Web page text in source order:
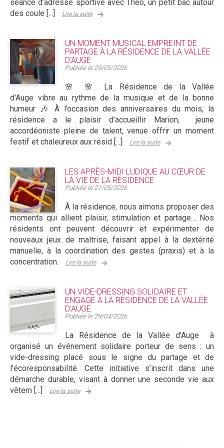
séance d’adresse sportive avec Théo, un petit bac autour
des coule [...]
Lire la suite
UN MOMENT MUSICAL EMPREINT DE
PARTAGE À LA RÉSIDENCE DE LA VALLÉE
D'AUGE
Publiée le 29/05/2026
🌸 🌸 La Résidence de la Vallée
d'Auge vibre au rythme de la musique et de la bonne
humeur 🎶 À l’occasion des anniversaires du mois, la
résidence a le plaisir d’accueillir Marion, jeune
accordéoniste pleine de talent, venue offrir un moment
festif et chaleureux aux résid [...]
Lire la suite
LES APRÈS-MIDI LUDIQUE AU CŒUR DE
LA VIE DE LA RÉSIDENCE
Publiée le 21/05/2026
À la résidence, nous aimons proposer des
moments qui allient plaisir, stimulation et partage… Nos
résidents ont peuvent découvrir et expérimenter de
nouveaux jeux de maîtrise, faisant appel à la dextérité
manuelle, à la coordination des gestes (praxis) et à la
concentration.
Lire la suite
UN VIDE-DRESSING SOLIDAIRE ET
ENGAGÉ À LA RÉSIDENCE DE LA VALLÉE
D’AUGE
Publiée le 29/04/2026
La Résidence de la Vallée d’Auge à
organisé un événement solidaire porteur de sens : un
vide-dressing placé sous le signe du partage et de
l’écoresponsabilité. Cette initiative s’inscrit dans une
démarche durable, visant à donner une seconde vie aux
vêtem [...]
Lire la suite